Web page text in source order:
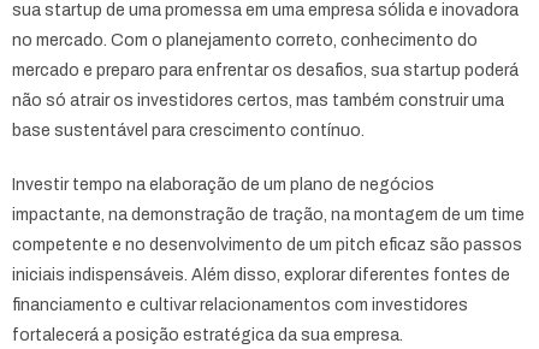
sua startup de uma promessa em uma empresa sólida e inovadora
no mercado. Com o planejamento correto, conhecimento do
mercado e preparo para enfrentar os desafios, sua startup poderá
não só atrair os investidores certos, mas também construir uma
base sustentável para crescimento contínuo.
Investir tempo na elaboração de um plano de negócios
impactante, na demonstração de tração, na montagem de um time
competente e no desenvolvimento de um pitch eficaz são passos
iniciais indispensáveis. Além disso, explorar diferentes fontes de
financiamento e cultivar relacionamentos com investidores
fortalecerá a posição estratégica da sua empresa.